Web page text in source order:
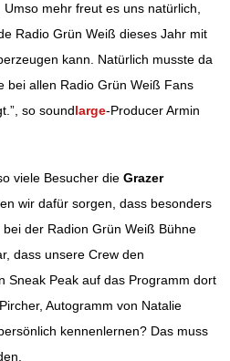
mehr freut es uns natürlich,
Radio Grün Weiß dieses Jahr mit
kann. Natürlich musste da
bei allen Radio Grün Weiß Fans
so soundlarge-Producer Armin
viele Besucher die Grazer
wir dafür sorgen, dass besonders
der Radion Grün Weiß Bühne
dass unsere Crew den
Sneak Peak auf das Programm dort
Autogramm von Natalie
kennenlernen? Das muss